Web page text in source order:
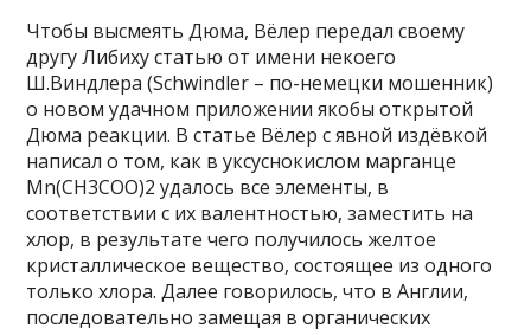
Чтобы высмеять Дюма, Вёлер передал своему
другу Либиху статью от имени некоего
Ш.Виндлера (Schwindler – по-немецки мошенник)
о новом удачном приложении якобы открытой
Дюма реакции. В статье Вёлер с явной издёвкой
написал о том, как в уксуснокислом марганце
Mn(CH3COO)2 удалось все элементы, в
соответствии с их валентностью, заместить на
хлор, в результате чего получилось желтое
кристаллическое вещество, состоящее из одного
только хлора. Далее говорилось, что в Англии,
последовательно замещая в органических